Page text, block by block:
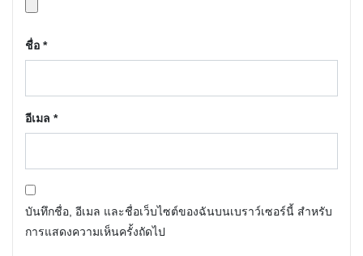
ชื่อ *
อีเมล *
บันทึกชื่อ, อีเมล และชื่อเว็บไซต์ของฉันบนเบราว์เซอร์นี้ สำหรับ
การแสดงความเห็นครั้งถัดไป